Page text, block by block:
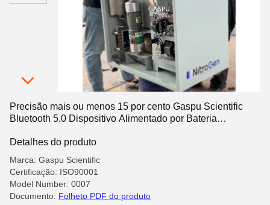
Precisão mais ou menos 15 por cento Gaspu Scientific
Bluetooth 5.0 Dispositivo Alimentado por Bateria
Detalhes do produto
Marca: Gaspu Scientific
Certificação: ISO90001
Model Number: 0007
Documento: Folheto PDF do produto